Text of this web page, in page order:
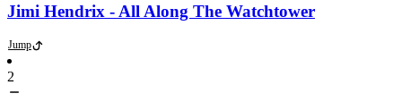
Jimi Hendrix - All Along The Watchtower
Jump
2